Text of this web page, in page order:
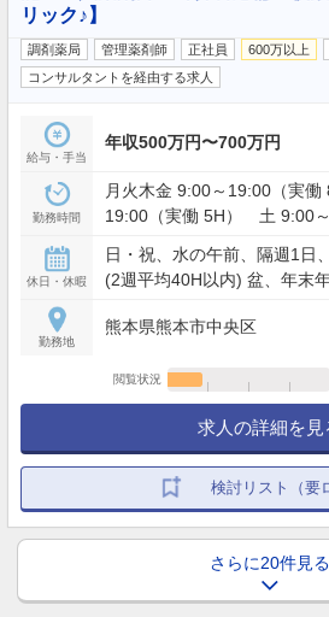
リック♪】
調剤薬局 管理薬剤師 正社員 600万以上
コンサルタントを経由する求人
給与・手当
年収500万円〜700万円
勤務時間
月火木金 9:00～19:00（実
19:00（実働 5H） 土 9:00～
休日・休暇
日・祝、水の午前、隔週1日
(2週平均40H以内) 盆、年末
勤務地
熊本県熊本市中央区
閲覧状況
求人の詳細を見
検討リスト（要
さらに20件見る